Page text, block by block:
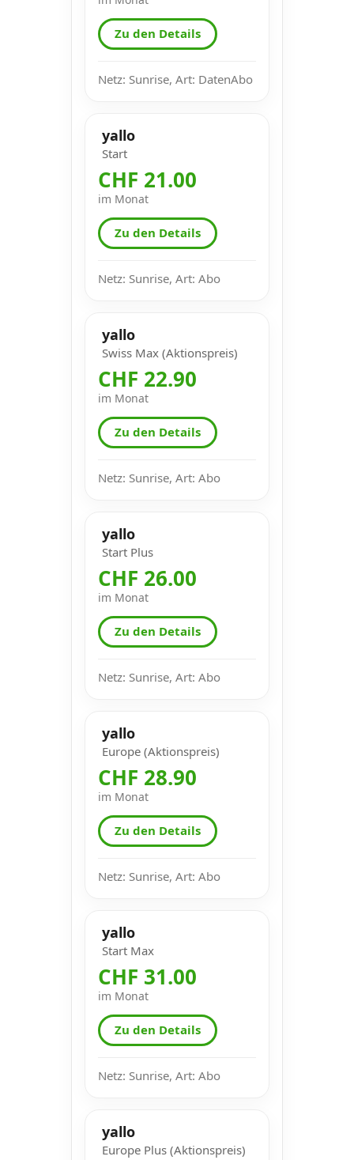
Zu den Details
Netz: Sunrise, Art: DatenAbo
yallo
Start
CHF 21.00
im Monat
Zu den Details
Netz: Sunrise, Art: Abo
yallo
Swiss Max (Aktionspreis)
CHF 22.90
im Monat
Zu den Details
Netz: Sunrise, Art: Abo
yallo
Start Plus
CHF 26.00
im Monat
Zu den Details
Netz: Sunrise, Art: Abo
yallo
Europe (Aktionspreis)
CHF 28.90
im Monat
Zu den Details
Netz: Sunrise, Art: Abo
yallo
Start Max
CHF 31.00
im Monat
Zu den Details
Netz: Sunrise, Art: Abo
yallo
Europe Plus (Aktionspreis)